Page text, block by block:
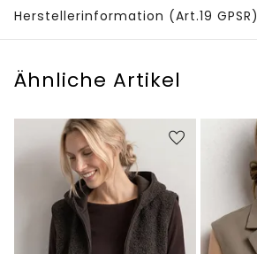
Herstellerinformation (Art.19 GPSR)
Ähnliche Artikel